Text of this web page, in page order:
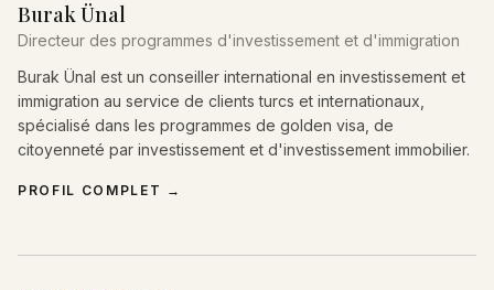
Burak Ünal
Directeur des programmes d'investissement et d'immigration
Burak Ünal est un conseiller international en investissement et
immigration au service de clients turcs et internationaux,
spécialisé dans les programmes de golden visa, de
citoyenneté par investissement et d'investissement immobilier.
PROFIL COMPLET →